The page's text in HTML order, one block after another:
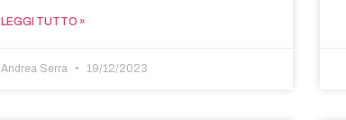
LEGGI TUTTO »
Andrea Serra 19/12/2023